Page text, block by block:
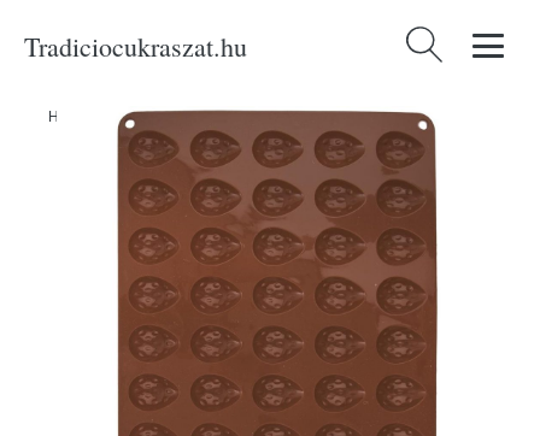
Tradiciocukraszat.hu Keresés:
Home Produkty/Sütéshez Orrság sütőforma - ORION